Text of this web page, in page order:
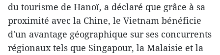
du tourisme de Hanoï, a déclaré que grâce à sa
proximité avec la Chine, le Vietnam bénéficie
d'un avantage géographique sur ses concurrents
régionaux tels que Singapour, la Malaisie et la